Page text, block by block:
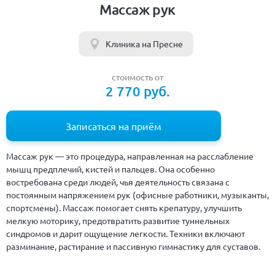
Массаж рук
Клиника на Пресне
стоимость от
2 770 руб.
Записаться на приём
Массаж рук — это процедура, направленная на расслабление
мышц предплечий, кистей и пальцев. Она особенно
востребована среди людей, чья деятельность связана с
постоянным напряжением рук (офисные работники, музыканты,
спортсмены). Массаж помогает снять крепатуру, улучшить
мелкую моторику, предотвратить развитие туннельных
синдромов и дарит ощущение легкости. Техники включают
разминание, растирание и пассивную гимнастику для суставов.